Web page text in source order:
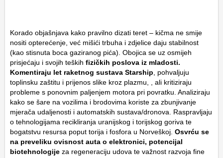
Korado objašnjava kako pravilno dizati teret – kičma ne smije
nositi opterećenje, već mišići trbuha i zdjelice daju stabilnost
(kao stisnuta boca gaziranog pića). Obojica se uz osmijeh
prisjećaju i svojih teških fizičkih poslova iz mladosti.
Komentiraju let raketnog sustava Starship , pohvaljuju
toplinsku zaštitu i prijenos slike kroz plazmu, , ali kritiziraju
probleme s ponovnim paljenjem motora pri povratku. Analiziraju
kako se šare na vozilima i brodovima koriste za zbunjivanje
mjerača udaljenosti i automatskih sustava/dronova. Raspravljaju
o tehnologijama recikliranja uranijskog i torijskog goriva te
bogatstvu resursa poput torija i fosfora u Norveškoj. Osvrću se
na preveliku ovisnost auta o elektronici, potencijal
biotehnologije za regeneraciju udova te važnost razvoja fine